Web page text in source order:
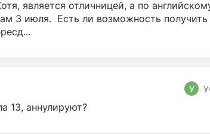
является отличницей, а по
3 июля. Есть ли возможность получить
У
13, аннулируют?